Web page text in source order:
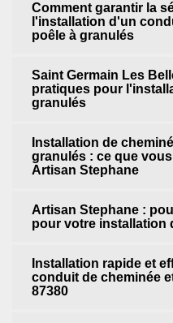
Comment garantir la
l'installation d'un
poêle à granulés
Saint Germain Les
pratiques pour
granulés
Installation de
granulés : ce que
Artisan Stephane
Artisan Stephane :
pour votre installation
Installation rapide et
conduit de cheminée
87380